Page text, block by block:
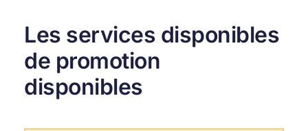
Les services disponibles
de promotion
disponibles